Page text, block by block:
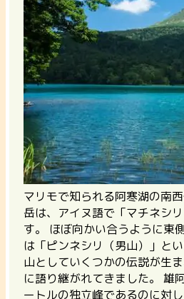
マリモで知られる阿寒湖の南
岳は、アイヌ語で「マチネシ
す。 ほぼ向かい合うように東
は「ピンネシリ（男山）」と
山としていくつかの伝説が生
に語り継がれてきました。 雄
ートルの独立峰であるのに対